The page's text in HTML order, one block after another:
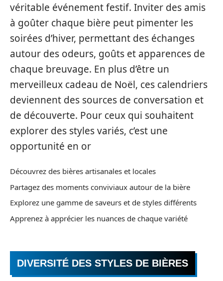
véritable événement festif. Inviter des amis
à goûter chaque bière peut pimenter les
soirées d’hiver, permettant des échanges
autour des odeurs, goûts et apparences de
chaque breuvage. En plus d’être un
merveilleux cadeau de Noël, ces calendriers
deviennent des sources de conversation et
de découverte. Pour ceux qui souhaitent
explorer des styles variés, c’est une
opportunité en or
Découvrez des bières artisanales et locales
Partagez des moments conviviaux autour de la bière
Explorez une gamme de saveurs et de styles différents
Apprenez à apprécier les nuances de chaque variété
DIVERSITÉ DES STYLES DE BIÈRES